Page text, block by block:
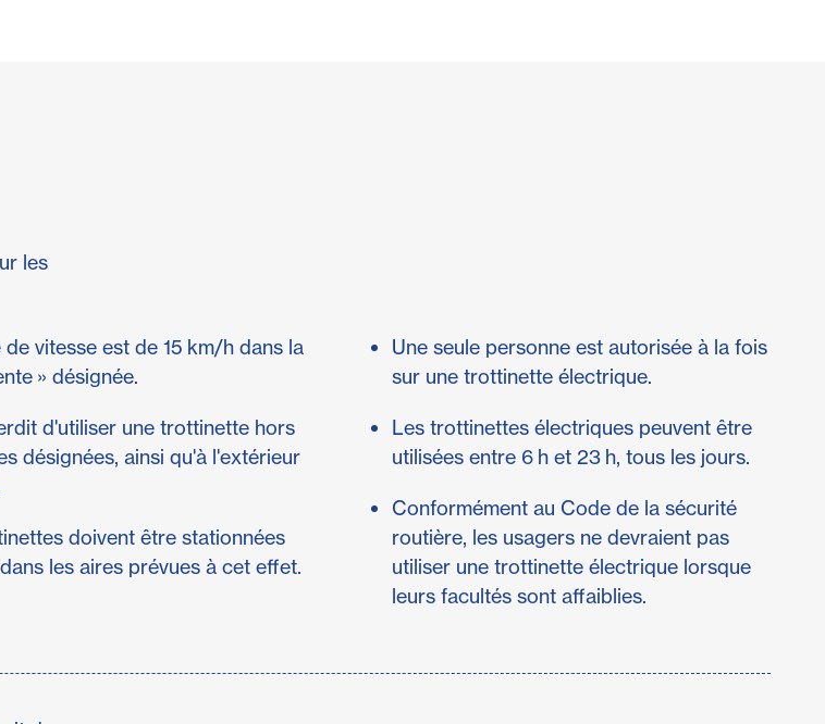
les
de vitesse est de 15 km/h dans la
» désignée.
d'utiliser une trottinette hors
désignées, ainsi qu'à l'extérieur
doivent être stationnées
les aires prévues à cet effet.
Une seule personne est autorisée à la fois
sur une trottinette électrique.
Les trottinettes électriques peuvent être
utilisées entre 6 h et 23 h, tous les jours.
Conformément au Code de la sécurité
routière, les usagers ne devraient pas
utiliser une trottinette électrique lorsque
leurs facultés sont affaiblies.